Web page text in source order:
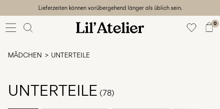
Lieferzeiten können vorübergehend länger als üblich sein.
0
Baby
Unisex
MÄDCHEN UNTERTEILE
UNTERTEILE (78)